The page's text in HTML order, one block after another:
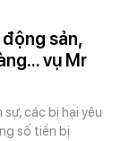
sản,
vụ Mr
các bị hại yêu
số tiền bị